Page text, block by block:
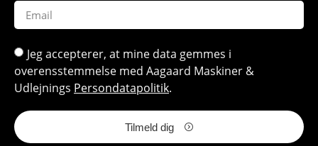
Jeg accepterer, at mine data gemmes i
overensstemmelse med Aagaard Maskiner &
Udlejnings Persondatapolitik.
Tilmeld dig